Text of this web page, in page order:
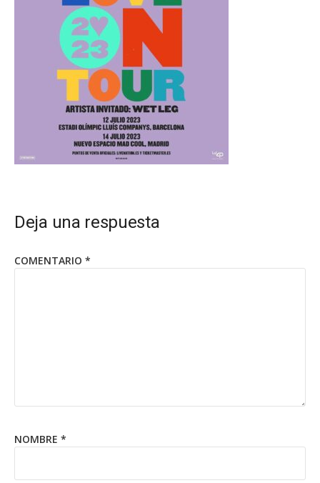
Deja una respuesta
COMENTARIO *
NOMBRE *